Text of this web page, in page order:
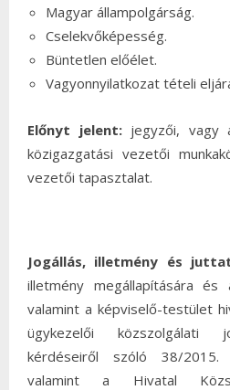
Magyar állampolgárság.
Cselekvőképesség.
Büntetlen előélet.
Vagyonnyilatkozat tételi
Előnyt jelent: jegyzői, vagy
közigazgatási vezetői
vezetői tapasztalat.
Jogállás, illetmény és
illetmény megállapítására
valamint a képviselő-testület
ügykezelői közszolgálati
kérdéseiről szóló 38/
valamint a Hivatal